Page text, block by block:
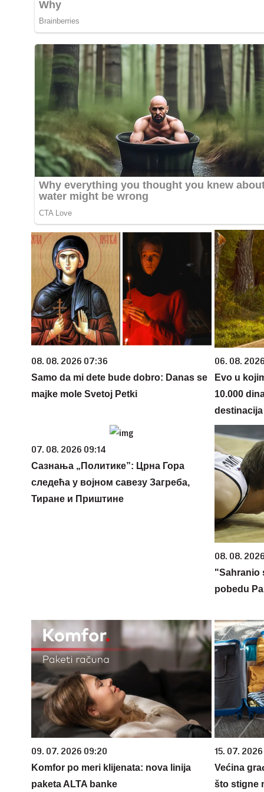
08. 08. 2026 07:36
Samo da mi dete bude dobro: Danas se
majke mole Svetoj Petki
06. 08.
Evo u
10.000
07. 08. 2026 09:14
Сазнања „Политике”: Црна Гора
следећа у војном савезу Загреба,
Тиране и Приштине
08. 08.
"Sahranio
pobedu
09. 07. 2026 09:20
Komfor po meri klijenata: nova linija
paketa ALTA banke
15. 07.
Većina
što stigne